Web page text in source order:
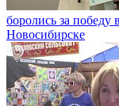
боролись за
Новосибирске